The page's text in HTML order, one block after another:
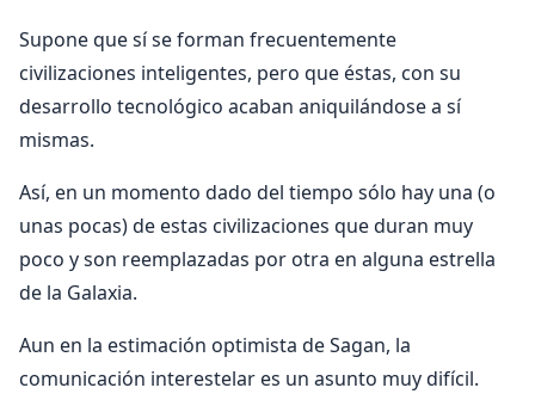
Supone que sí se forman frecuentemente
civilizaciones inteligentes, pero que éstas, con su
desarrollo tecnológico acaban aniquilándose a sí
mismas.
Así, en un momento dado del tiempo sólo hay una (o
unas pocas) de estas civilizaciones que duran muy
poco y son reemplazadas por otra en alguna estrella
de la Galaxia.
Aun en la estimación optimista de Sagan, la
comunicación interestelar es un asunto muy difícil.